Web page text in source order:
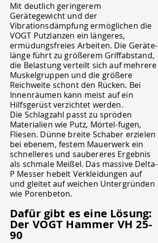
Mit deutlich geringerem
Gerätegewicht und der
Vibrationsdämpfung ermöglichen die
VOGT Putzlanzen ein längeres,
ermüdungsfreies Arbeiten. Die Geräte-
länge führt zu größerem Griffabstand,
die Belastung verteilt sich auf mehrere
Muskelgruppen und die größere
Reichweite schont den Rücken. Bei
Innenräumen kann meist auf ein
Hilfsgerüst verzichtet werden.
Die Schlagzahl passt zu spröden
Materialien wie Putz, Mörtel-fugen,
Fliesen. Dünne breite Schaber erzielen
bei ebenem, festem Mauerwerk ein
schnelleres und saubereres Ergebnis
als schmale Meißel. Das massive Delta-
P Messer hebelt Verkleidungen auf
und gleitet auf weichen Untergründen
wie Porenbeton.
Dafür gibt es eine Lösung:
Der VOGT Hammer VH 25-
90